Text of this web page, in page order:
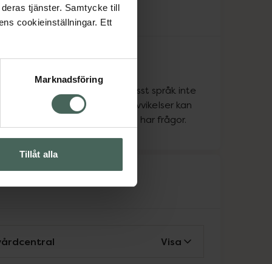
tjänster. Samtycke till
cookieinställningar. Ett
Marknadsföring
Tillåt alla
att personen som pratar ett visst språk inte
alla dagar, så vissa avvikelser kan
Kontakta oss gärna om du har frågor.
Visa